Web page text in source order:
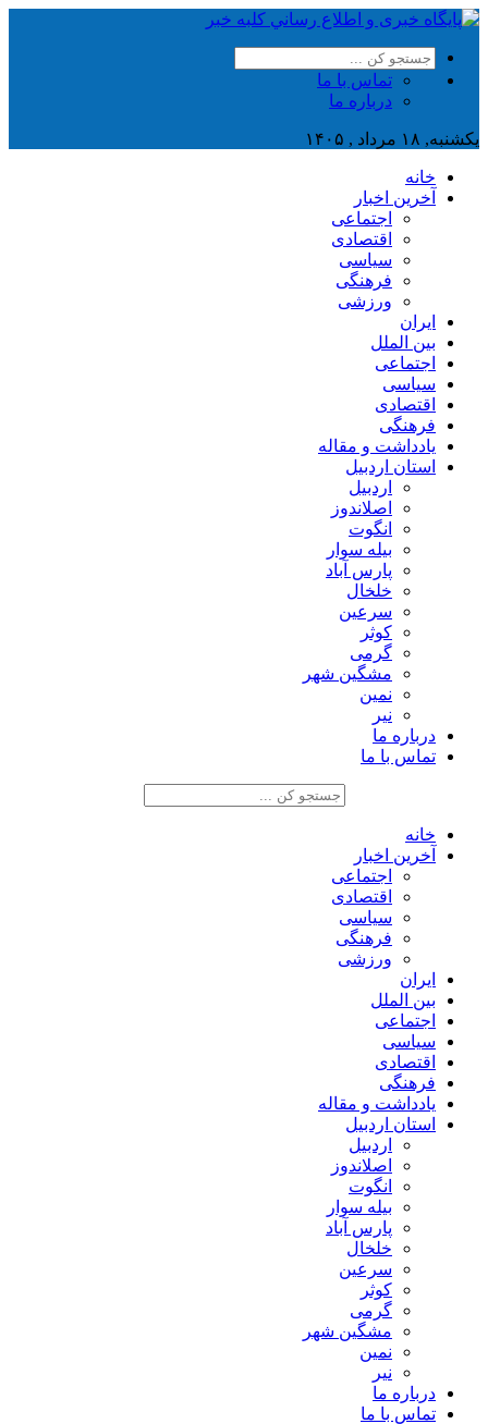
تماس با ما
درباره ما
یکشنبه, ۱۸ مرداد , ۱۴۰۵
خانه
آخرین اخبار
اجتماعی
اقتصادی
سیاسی
فرهنگی
ورزشی
ایران
بین الملل
اجتماعی
سیاسی
اقتصادی
فرهنگی
یادداشت و مقاله
استان اردبیل
اردبیل
اصلاندوز
انگوت
بیله سوار
پارس آباد
خلخال
سرعین
کوثر
گرمی
مشگین شهر
نمین
نیر
درباره ما
تماس با ما
خانه
آخرین اخبار
اجتماعی
اقتصادی
سیاسی
فرهنگی
ورزشی
ایران
بین الملل
اجتماعی
سیاسی
اقتصادی
فرهنگی
یادداشت و مقاله
استان اردبیل
اردبیل
اصلاندوز
انگوت
بیله سوار
پارس آباد
خلخال
سرعین
کوثر
گرمی
مشگین شهر
نمین
نیر
درباره ما
تماس با ما